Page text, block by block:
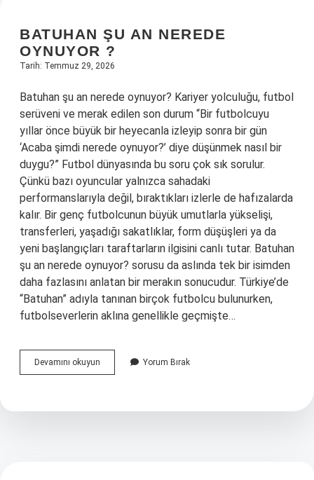
BATUHAN ŞU AN NEREDE
OYNUYOR ?
Tarih: Temmuz 29, 2026
Batuhan şu an nerede oynuyor? Kariyer yolculuğu, futbol
serüveni ve merak edilen son durum “Bir futbolcuyu
yıllar önce büyük bir heyecanla izleyip sonra bir gün
‘Acaba şimdi nerede oynuyor?’ diye düşünmek nasıl bir
duygu?” Futbol dünyasında bu soru çok sık sorulur.
Çünkü bazı oyuncular yalnızca sahadaki
performanslarıyla değil, bıraktıkları izlerle de hafızalarda
kalır. Bir genç futbolcunun büyük umutlarla yükselişi,
transferleri, yaşadığı sakatlıklar, form düşüşleri ya da
yeni başlangıçları taraftarların ilgisini canlı tutar. Batuhan
şu an nerede oynuyor? sorusu da aslında tek bir isimden
daha fazlasını anlatan bir merakın sonucudur. Türkiye’de
“Batuhan” adıyla tanınan birçok futbolcu bulunurken,
futbolseverlerin aklına genellikle geçmişte…
Devamını okuyun Batuhan
şu
oynuyor
Yorum Bırak